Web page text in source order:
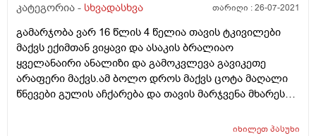
კატეგორია - სხვადასხვა თარიღი :26-07-2021
გამარჯობა ვარ 16 წლის 4 წელია თავის ტკივილები
მაქვს ექიმთან ვიყავი და ასაკის ბრალიაო
ყველანაირი ანალიზი და გამოკვლევა გავიკეთე
არაფერი მაქვს.ამ ბოლო დროს მაქვს ცოტა მაღალი
წნევები გულის აჩქარება და თავის მარჯვენა მხარეს
რამოდენიმე წუთში ისევ იწყებს ტკივილს რისი ბრალი
იხილეთპასუხი